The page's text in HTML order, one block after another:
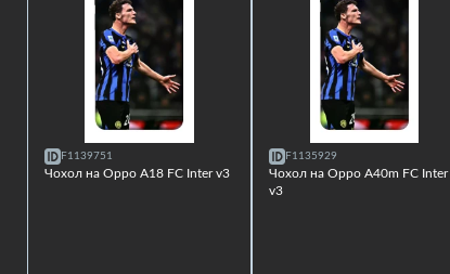
F1139751
Чохол на Oppo A18 FC Inter v3
F1135929
Чохол на Oppo A40m FC Inter
v3